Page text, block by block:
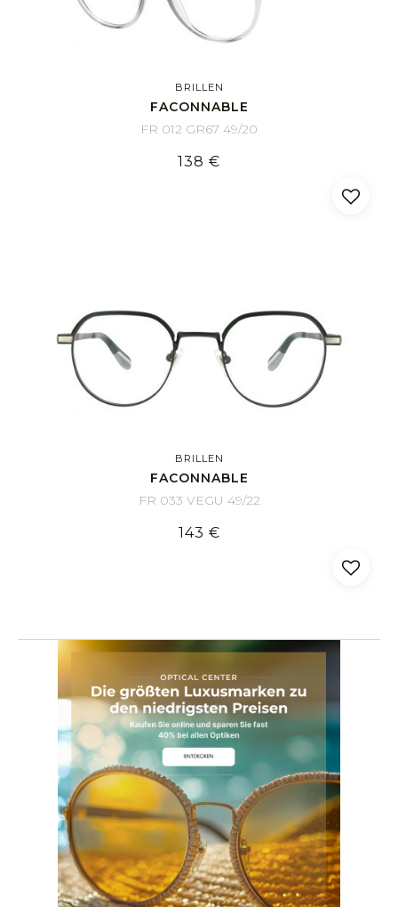
BRILLEN
FACONNABLE
FR 012 GR67 49/20
138 €
BRILLEN
FACONNABLE
FR 033 VEGU 49/22
143 €